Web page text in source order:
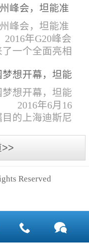
种类根据石英,
花岗石晶面处
有如下要点：
、工具石材翻
面处理机、吸
风机、花岗
英国海洋生物
。他们发现至
滩存在塑料污染
组织发动当地
此提高公众对
海...
峰会，坦能准
峰会，坦能准
年G20峰会
一个全面亮相
世界人民检阅
多国元首齐聚
美丽西湖景色
印象就是杭州
会举办的核心
括了奥体中
中心、超高层
铁上盖物业，
想开幕，坦能
想开幕，坦能
2016年6月16
目的上海迪斯尼
险岛、宝藏
和梦幻世界，
根据迪斯尼官
多的迪斯尼乐
东新区川...
Reserved